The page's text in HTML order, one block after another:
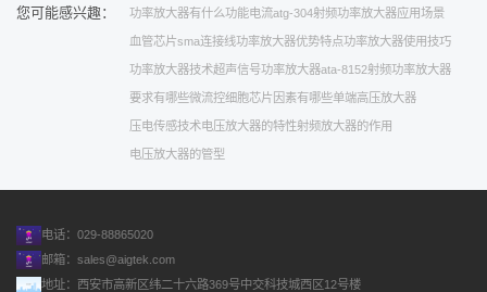
您可能感兴趣： 功率放大器有什么功能电流atg-304射频功率放大器应用场景
血管芯片sma连接线功率放大器优势特点功率放大器使用技巧
功率放大器技术超声信号功率放大器ata-8152射频功率放大器
要求有哪些微流控细胞芯片 因素有哪些单端高压放大器
压电传感技术电压放大器的特性射频放大器的作用
电压放大器的管型
电话：029-88865020
邮箱： sales@aigtek.com
地址：西安市高新区纬二十六路369号中交科技城西区12号楼